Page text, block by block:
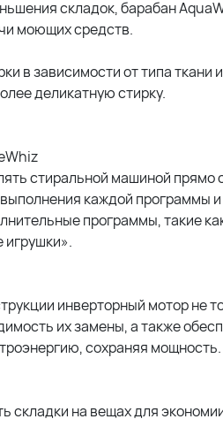
складок, барабан
моющих средств.
в зависимости от типа ткани
деликатную стирку.
стиральной машиной
каждой программы
программы, такие
инверторный мотор не
их замены, а также
сохраняя мощность.
на вещах для